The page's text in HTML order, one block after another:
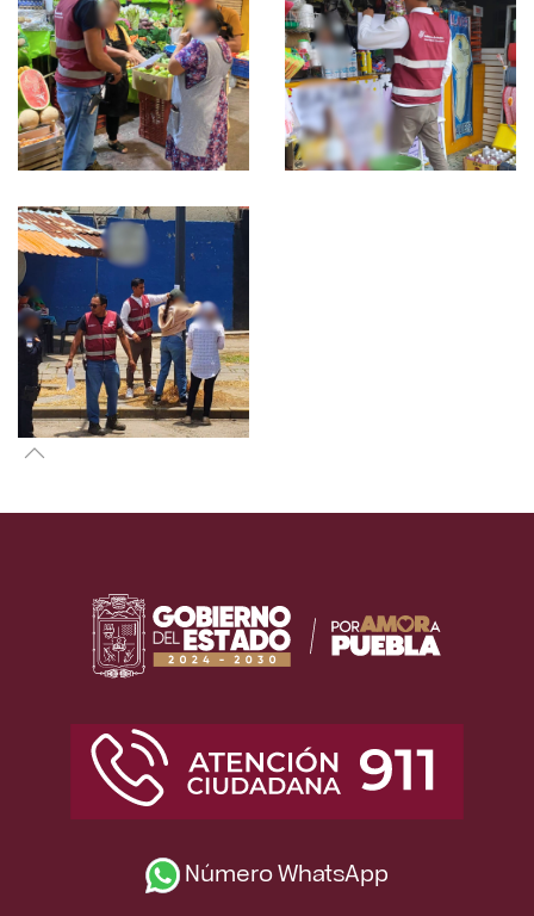
Número WhatsApp